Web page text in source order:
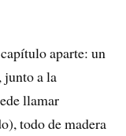
aparte: un
junto a la
llamar
todo de madera